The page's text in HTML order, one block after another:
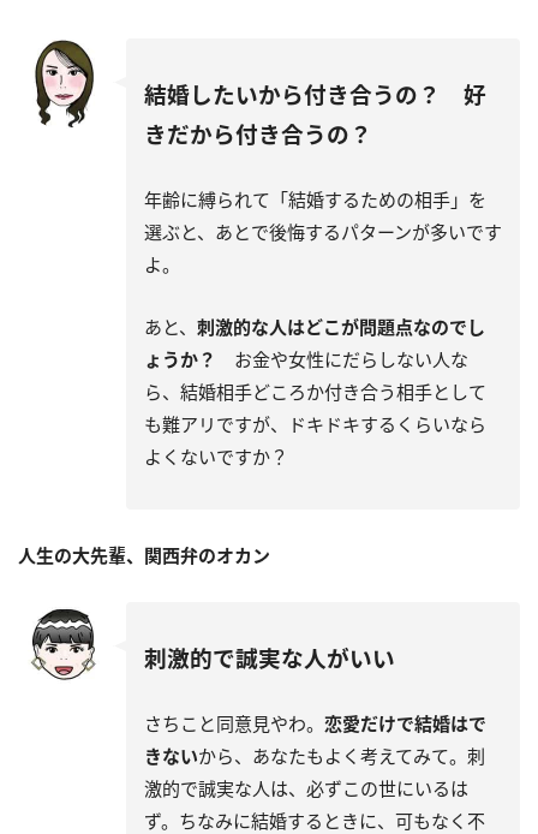
結婚したいから付き合うの？ 好
きだから付き合うの？
年齢に縛られて「結婚するための相手」を
選ぶと、あとで後悔するパターンが多いです
よ。
あと、 刺激的な人はどこが問題点なのでし
ょうか？
お金や女性にだらしない人な
ら、結婚相手どころか付き合う相手として
も難アリですが、ドキドキするくらいなら
よくないですか？
人生の大先輩、関西弁のオカン
刺激的で誠実な人がいい
さちこと同意見やわ。 恋愛だけで結婚はで
きないから、あなたもよく考えてみて。刺
激的で誠実な人は、必ずこの世にいるは
ず。ちなみに結婚するときに、可もなく不